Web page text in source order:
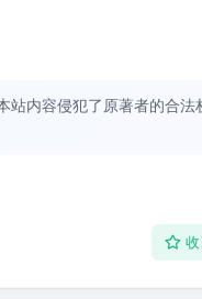
站内容侵犯了原著者的合法